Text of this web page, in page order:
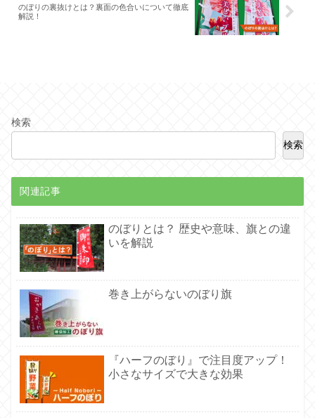
のぼりの裏抜けとは？裏面の色合いについて徹底
解説！
検索
検索
関連記事
のぼりとは？ 歴史や意味、旗との違
いを解説
巻き上がらないのぼり旗
『ハーフのぼり』で注目度アップ！
小さなサイズで大きな効果